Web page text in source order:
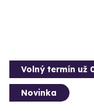
Volný termín už
Novinka